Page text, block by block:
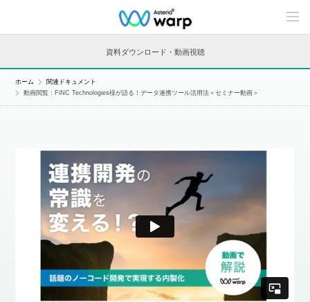
C
n
n
資料ダウンロード・動画視聴
ホーム
関連ドキュメント
動画閲覧：FiNC Technologies様が語る！データ連携ツール活用法＜セミナー動画＞